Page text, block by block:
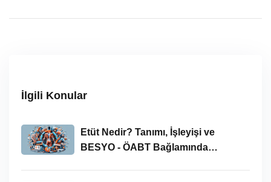
İlgili Konular
Etüt Nedir? Tanımı, İşleyişi ve
BESYO - ÖABT Bağlamında